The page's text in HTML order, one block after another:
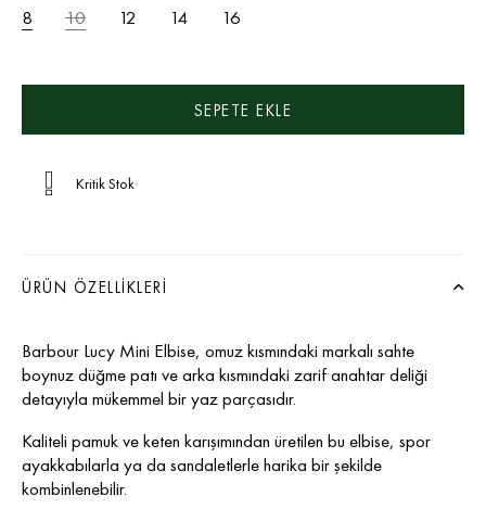
8
10 12 14 16
Kritik Stok
ÜRÜN ÖZELLIKLERI
Barbour Lucy Mini Elbise, omuz kısmındaki markalı sahte
boynuz düğme patı ve arka kısmındaki zarif anahtar deliği
detayıyla mükemmel bir yaz parçasıdır.
Kaliteli pamuk ve keten karışımından üretilen bu elbise, spor
ayakkabılarla ya da sandaletlerle harika bir şekilde
kombinlenebilir.